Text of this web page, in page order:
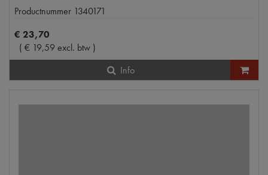
Productnummer 1340171
€ 23,70
( € 19,59 excl. btw )
Info